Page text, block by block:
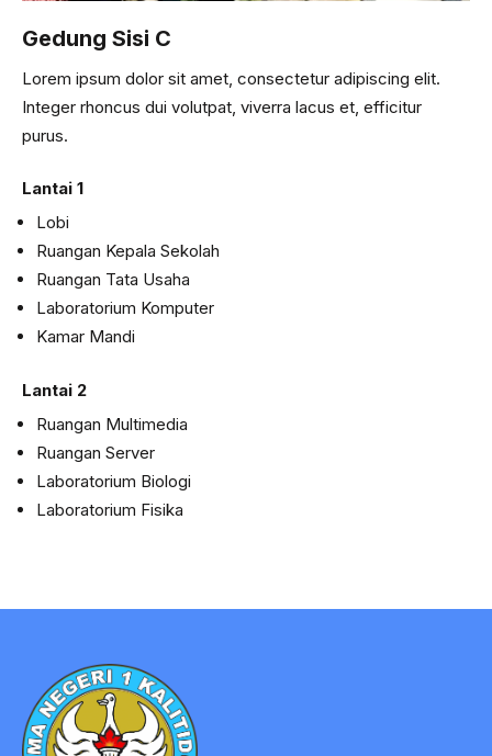
Gedung Sisi C
Lorem ipsum dolor sit amet, consectetur adipiscing elit.
Integer rhoncus dui volutpat, viverra lacus et, efficitur
purus.
Lantai 1
Lobi
Ruangan Kepala Sekolah
Ruangan Tata Usaha
Laboratorium Komputer
Kamar Mandi
Lantai 2
Ruangan Multimedia
Ruangan Server
Laboratorium Biologi
Laboratorium Fisika